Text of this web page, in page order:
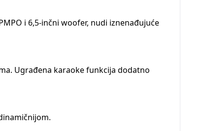
i 6,5-inčni woofer, nudi iznenađujuće
Ugrađena karaoke funkcija dodatno